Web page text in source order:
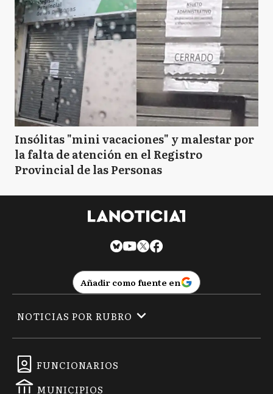
Insólitas "mini vacaciones" y malestar por
la falta de atención en el Registro
Provincial de las Personas
Añadir como fuente en
FUNCIONARIOS
MUNICIPIOS
NOTICIAS POR RUBRO